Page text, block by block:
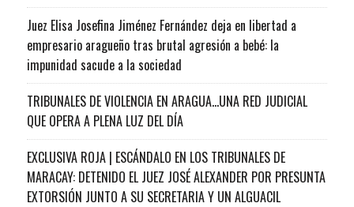
Juez Elisa Josefina Jiménez Fernández deja en libertad a
empresario aragueño tras brutal agresión a bebé: la
impunidad sacude a la sociedad
TRIBUNALES DE VIOLENCIA EN ARAGUA…UNA RED JUDICIAL
QUE OPERA A PLENA LUZ DEL DÍA
EXCLUSIVA ROJA | ESCÁNDALO EN LOS TRIBUNALES DE
MARACAY: DETENIDO EL JUEZ JOSÉ ALEXANDER POR PRESUNTA
EXTORSIÓN JUNTO A SU SECRETARIA Y UN ALGUACIL